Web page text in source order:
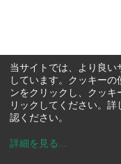
当サイトでは、より良い
しています。クッキー
ンをクリックし、クッ
リックしてください。
認ください。
詳細を見る ...